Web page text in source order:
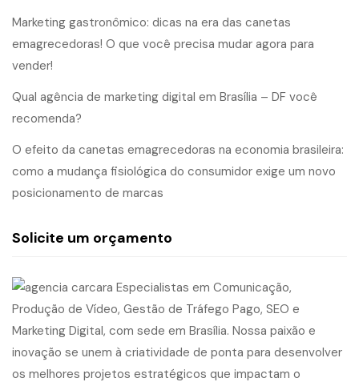
Marketing gastronômico: dicas na era das canetas
emagrecedoras! O que você precisa mudar agora para
vender!
Qual agência de marketing digital em Brasília – DF você
recomenda?
O efeito da canetas emagrecedoras na economia brasileira:
como a mudança fisiológica do consumidor exige um novo
posicionamento de marcas
Solicite um orçamento